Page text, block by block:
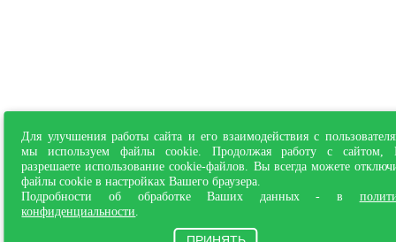
Для улучшения работы сайта и его взаимодействия с
мы используем файлы cookie. Продолжая работу с сайтом,
разрешаете использование cookie-файлов. Вы всегда можете
файлы cookie в настройках Вашего браузера.
Подробности об обработке Ваших данных - в
конфиденциальности